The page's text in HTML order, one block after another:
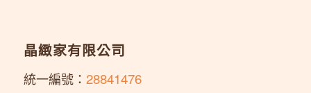
晶緻家有限公司
統一編號： 28841476